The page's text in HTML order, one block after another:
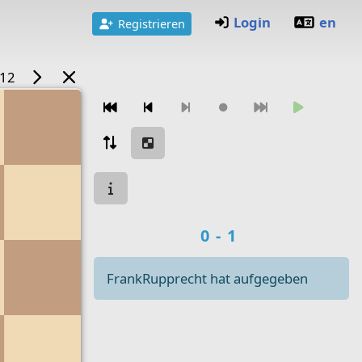
Registrieren Login en
Zugnavigation
Spielergebnis
0-1
FrankRupprecht hat aufgegeben